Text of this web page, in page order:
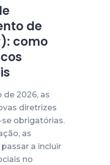
de
como
de 2026, as
diretrizes
se obrigatórias.
as
a incluir
no